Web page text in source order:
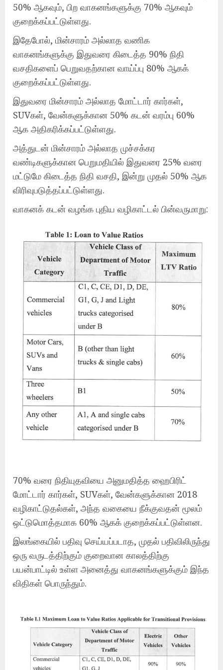
50% ஆகவும், பிற வாகனங்களுக்கு 70% ஆகவும்
குறைக்கப்பட்டுள்ளது.
இதேபோல், மின்சாரம் அல்லாத வணிக
வாகனங்களுக்கு இதுவரை கிடைத்த 90% நிதி
வசதிகளைப் பெறுவதற்கான வாய்ப்பு 80% ஆகக்
குறைக்கப்பட்டுள்ளது.
இதுவரை மின்சாரம் அல்லாத மோட்டார் கார்கள்,
SUVகள், வேன்களுக்கான 50% கடன் வரம்பு 60%
ஆக அதிகரிக்கப்பட்டுள்ளது.
அத்துடன் மின்சாரம் அல்லாத முச்சக்கர
வண்டிகளுக்கான பெறுமதியில் இதுவரை 25% வரை
மட்டுமே கிடைத்த நிதி வசதி, இன்று முதல் 50% ஆக
விரிவுபடுத்தப்பட்டுள்ளது.
வாகனக் கடன் வழங்க புதிய வழிகாட்டல் பின்வருமாறு:
70% வரை நிதியுதவியை அனுமதித்த ஹைபிரிட்
மோட்டார் கார்கள், SUVகள், வேன்களுக்கான 2018
வழிகாட்டுதல்கள், அந்த வகையை நீக்குவதன் மூலம்
ஒட்டுமொத்தமாக 60% ஆகக் குறைக்கப்பட்டுள்ளன.
இலங்கையில் பதிவு செய்யப்படாத, முதல் பதிவிலிருந்து
ஒரு வருடத்திற்கும் குறைவான காலத்திற்கு
பயன்பாட்டில் உள்ள அனைத்து வாகனங்களுக்கும் இந்த
விதிகள் பொருந்தும்.